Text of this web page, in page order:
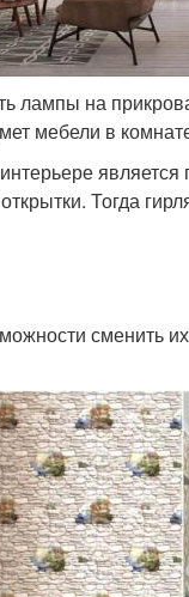
лампы на
мебели в
Тогда
сменить